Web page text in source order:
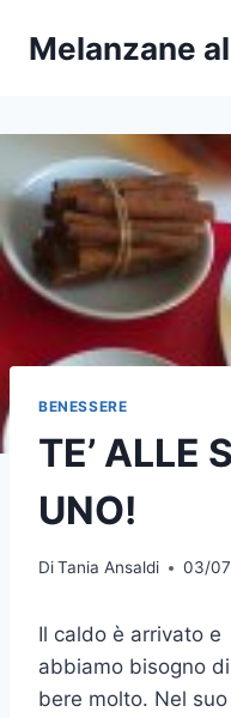
Melanzane
BENESSERE
TE’ ALLE
UNO!
DiTania Ansaldi 03/
Il caldo è arrivato e
abbiamo bisogno di
bere molto. Nel suo